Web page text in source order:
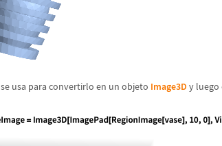
se usa para convertirlo en un objeto Image3D y luego